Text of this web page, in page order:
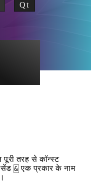
Qt
तरह से कॉन्स्ट
& एक प्रकार के नाम